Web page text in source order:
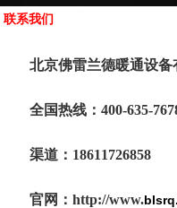
联系我们
北京佛雷兰德暖通设备
全国热线：400-635-
渠道：18611726858
官网： http://www.